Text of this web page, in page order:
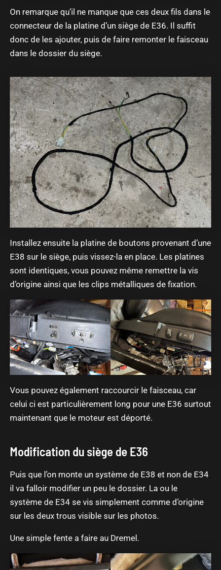
On remarque qu’il ne manque que ces deux fils dans le
connecteur de la platine d’un siège de E36. Il suffit
donc de les ajouter, puis de faire remonter le faisceau
dans le dossier du siège.
Installez ensuite la platine de boutons provenant d’une
E38 sur le siège, puis vissez-la en place. Les platines
sont identiques, vous pouvez même remettre la vis
d’origine ainsi que les clips métalliques de fixation.
Vous pouvez également raccourcir le faisceau, car
celui ci est particulièrement long pour une E36 surtout
maintenant que le moteur est déporté.
Modification du siège de E36
Puis que l’on monte un système de E38 et non de E34
il va falloir modifier un peu le dossier. La ou le
système de E34 se vis simplement comme d’origine
sur les deux trous visible sur les photos.
Une simple fente a faire au Dremel.